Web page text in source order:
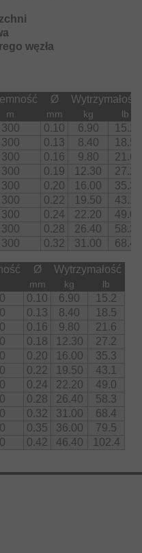
na rynku
rewolucyjnym
wykonana w
węzła
Ø Wytrzymałość
m mm kg lb
300 0.10 6.90
15.2
300 0.13 8.40
18.5
300 0.16 9.80
21.6
300 0.19 12.30
27.2
300 0.20 16.00
35.3
300 0.22 19.50
43.1
300 0.24 22.20
49.0
300 0.28 26.40
58.3
300 0.32 31.00 68.4
Ø Wytrzymałość
mm kg lb
0.10 6.90
15.2
0.13 8.40
18.5
0.16 9.80
21.6
0.18 12.30
27.2
0.20 16.00
35.3
0.22 19.50
43.1
0.24 22.20
49.0
0.28 26.40
58.3
0.32 31.00
68.4
0.35 36.00
79.5
0.42 46.40 102.4